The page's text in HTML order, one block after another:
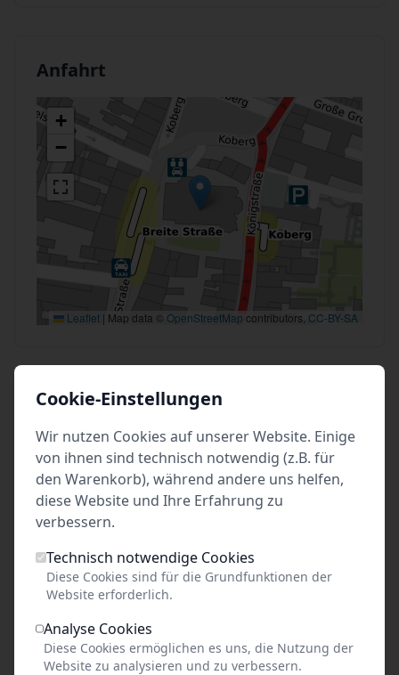
Anfahrt
+
−
Leaflet | Map data © OpenStreetMap contributors, CC-BY-SA
Weitere Informationen
Info
vom: Do 06. Aug. 2026 16:40
letzte Änderung: Überschrift
erstellt von: Ev. Luth. Kirchengemeindeverband
Innenstadt Lübeck
Cookie-Einstellungen
Wir nutzen Cookies auf unserer Website. Einige
von ihnen sind technisch notwendig (z.B. für
den Warenkorb), während andere uns helfen,
diese Website und Ihre Erfahrung zu
verbessern.
Technisch notwendige Cookies
Diese Cookies sind für die Grundfunktionen der
Website erforderlich.
Analyse Cookies
Diese Cookies ermöglichen es uns, die Nutzung der
Website zu analysieren und zu verbessern.